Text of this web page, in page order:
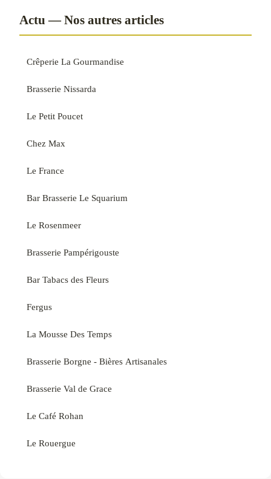
Actu — Nos autres articles
Crêperie La Gourmandise
Brasserie Nissarda
Le Petit Poucet
Chez Max
Le France
Bar Brasserie Le Squarium
Le Rosenmeer
Brasserie Pampérigouste
Bar Tabacs des Fleurs
Fergus
La Mousse Des Temps
Brasserie Borgne - Bières Artisanales
Brasserie Val de Grace
Le Café Rohan
Le Rouergue